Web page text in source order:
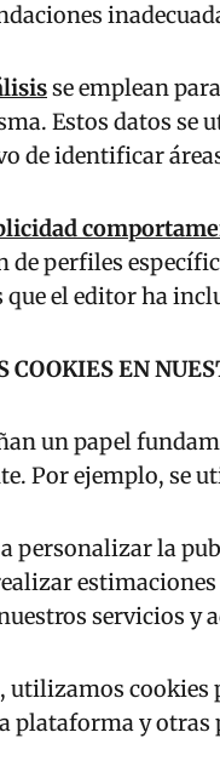
se emplean
Estos datos se
de identificar
de perfiles
el editor ha
EN
un papel
Por ejemplo, se
personalizar la
servicios y
utilizamos
plataforma y otras